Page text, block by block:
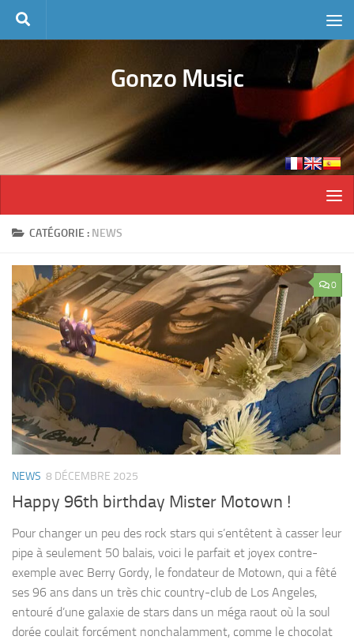
Skip to content
Gonzo Music
CATÉGORIE : NEWS
0
NEWS 8 DÉCEMBRE 2025
Happy 96th birthday Mister Motown !
Pour changer un peu des rock stars qui s’entêtent à casser leur
pipe à seulement 50 balais, voici le parfait et joyex contre-
exemple avec Berry Gordy, le fondateur de Motown, qui a fêté
ses 96 ans dans un très chic country-club de Los Angeles,
entouré d’une galaxie de stars dans un méga raout où la soul
dorée coulait forcément nonchalamment, comme le chocolat